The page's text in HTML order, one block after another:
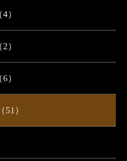
）
）
）
）